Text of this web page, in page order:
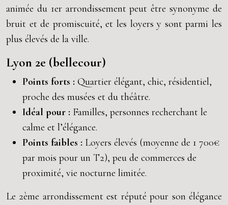
animée du 1er arrondissement peut être synonyme de
bruit et de promiscuité, et les loyers y sont parmi les
plus élevés de la ville.
Lyon 2e (bellecour)
Points forts : Quartier élégant, chic, résidentiel,
proche des musées et du théâtre.
Idéal pour : Familles, personnes recherchant le
calme et l’élégance.
Points faibles : Loyers élevés (moyenne de 1 700€
par mois pour un T2), peu de commerces de
proximité, vie nocturne limitée.
Le 2ème arrondissement est réputé pour son élégance